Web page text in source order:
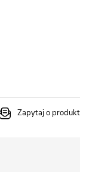
Zapytaj o produkt